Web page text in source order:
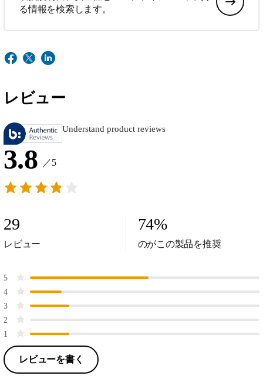
る情報を検索します。
レビュー
Understand product reviews
3.8 ／5
29
レビュー
74%
のがこの製品を推奨
5
4
3
2
1
レビューを書く